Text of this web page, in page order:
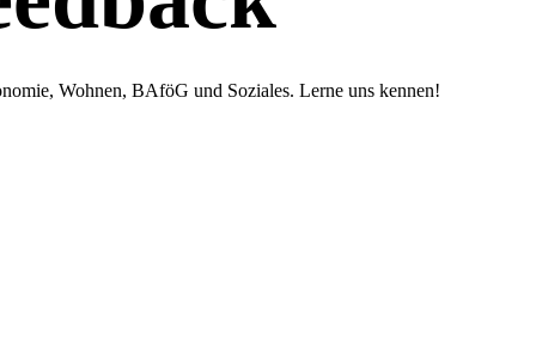
Wohnen, BAföG und Soziales. Lerne uns kennen!